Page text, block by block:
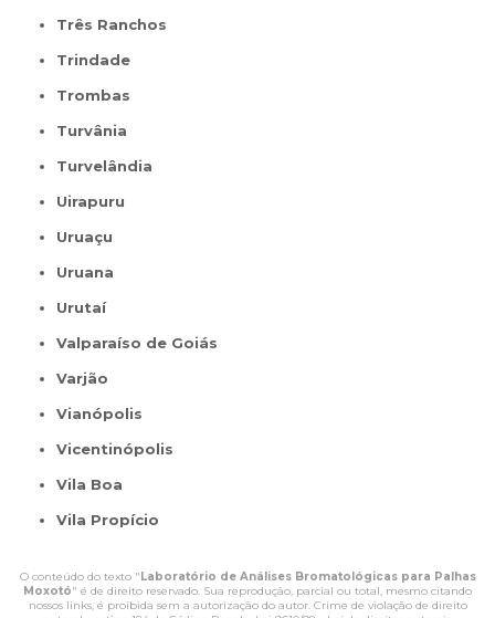
Três Ranchos
Trindade
Trombas
Turvânia
Turvelândia
Uirapuru
Uruaçu
Uruana
Urutaí
Valparaíso de Goiás
Varjão
Vianópolis
Vicentinópolis
Vila Boa
Vila Propício
O conteúdo do texto " Laboratório de Análises Bromatológicas para Palhas
Moxotó" é de direito reservado. Sua reprodução, parcial ou total, mesmo citando
nossos links, é proibida sem a autorização do autor. Crime de violação de direito